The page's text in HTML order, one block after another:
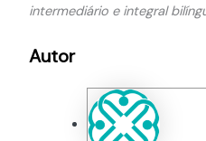
intermediário e integral
Autor